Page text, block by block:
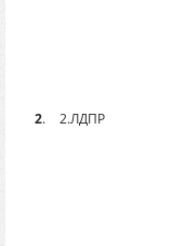
2. 2.ЛДПР